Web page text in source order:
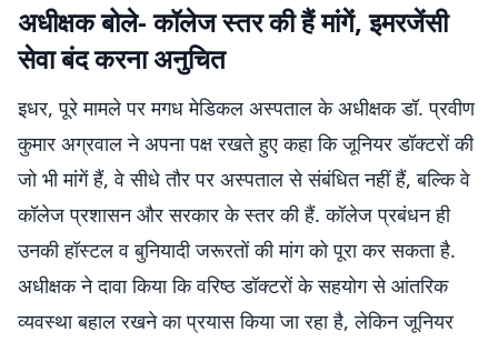
अधीक्षक बोले- कॉलेज स्तर की हैं मांगें, इमरजेंसी
सेवा बंद करना अनुचित
इधर, पूरे मामले पर मगध मेडिकल अस्पताल के अधीक्षक डॉ. प्रवीण
कुमार अग्रवाल ने अपना पक्ष रखते हुए कहा कि जूनियर डॉक्टरों की
जो भी मांगें हैं, वे सीधे तौर पर अस्पताल से संबंधित नहीं हैं, बल्कि वे
कॉलेज प्रशासन और सरकार के स्तर की हैं. कॉलेज प्रबंधन ही
उनकी हॉस्टल व बुनियादी जरूरतों की मांग को पूरा कर सकता है.
अधीक्षक ने दावा किया कि वरिष्ठ डॉक्टरों के सहयोग से आंतरिक
व्यवस्था बहाल रखने का प्रयास किया जा रहा है, लेकिन जूनियर